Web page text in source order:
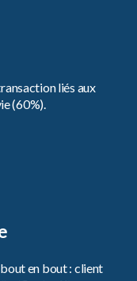
liés aux
(60%).
en bout : client